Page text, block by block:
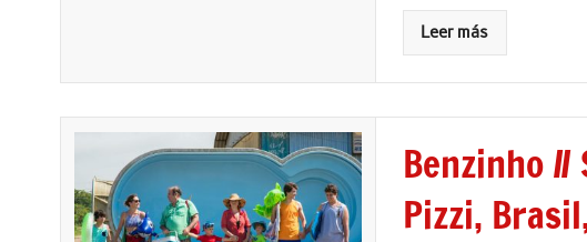
Leer más
Benzinho
Pizzi,